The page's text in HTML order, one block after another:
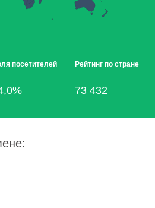
посетителей Рейтинг по стране
73 432